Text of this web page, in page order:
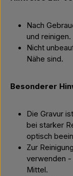
Nach
und reinigen.
Nicht
Nähe sind.
Besonderer
Die Gravur
bei starker
optisch
Zur
verwenden -
Mittel.